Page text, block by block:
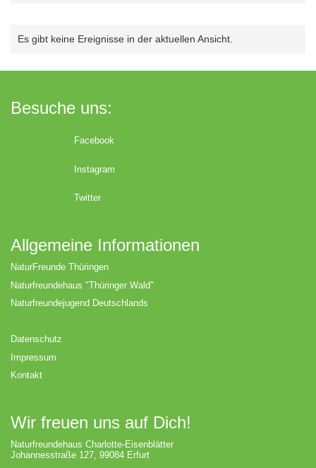
Es gibt keine Ereignisse in der aktuellen Ansicht.
Besuche uns:
Facebook
Instagram
Twitter
Allgemeine Informationen
NaturFreunde Thüringen
Naturfreundehaus "Thüringer Wald"
Naturfreundejugend Deutschlands
Datenschutz
Impressum
Kontakt
Wir freuen uns auf Dich!
Naturfreundehaus Charlotte-Eisenblätter
Johannesstraße 127, 99084 Erfurt